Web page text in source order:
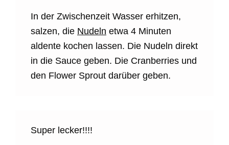
In der Zwischenzeit Wasser erhitzen,
salzen, die Nudeln etwa 4 Minuten
aldente kochen lassen. Die Nudeln direkt
in die Sauce geben. Die Cranberries und
den Flower Sprout darüber geben.
Super lecker!!!!